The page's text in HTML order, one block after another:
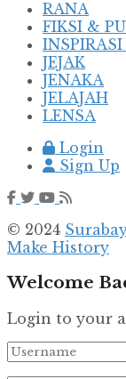
RANA
FIKSI &
JEJAK
JENAKA
JELAJAH
LENSA
Login
Sign Up
© 2024
Make History
Welcome
Login to your